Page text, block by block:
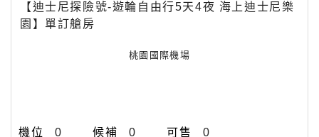
【迪士尼探險號-遊輪自由行5天4夜 海上迪士尼樂
園】單訂艙房
桃園國際機場
0 0 0